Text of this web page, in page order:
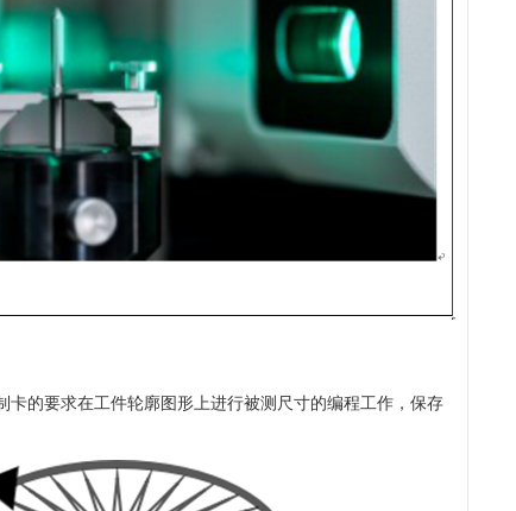
的要求在工件轮廓图形上进行被测尺寸的编程工作，保存